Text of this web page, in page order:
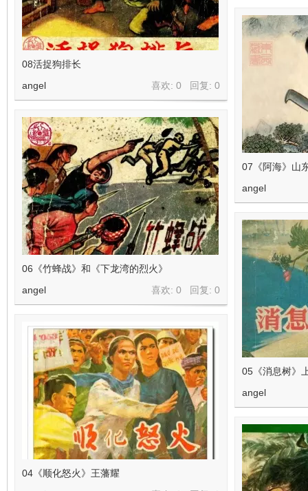
08活捉狗排长
喜欢: 0 回复: 0
angel
07《阿海》山
angel
06《竹蜂战》和《下龙湾的烈火》
喜欢: 0 回复: 0
angel
05《消息树》
angel
04《顺化怒火》王藩耀